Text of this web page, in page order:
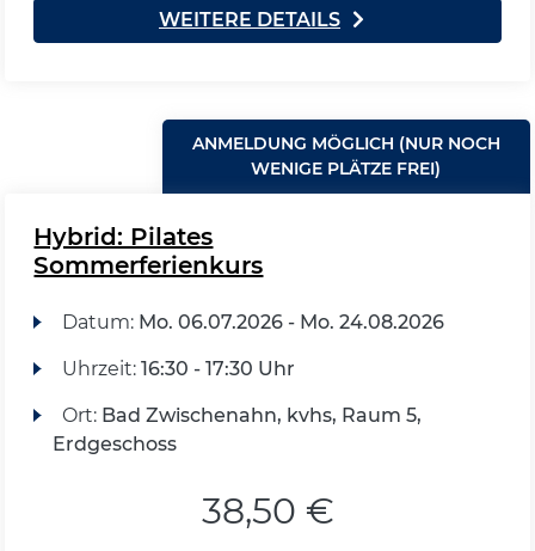
WEITERE DETAILS
ANMELDUNG MÖGLICH (NUR NOCH
WENIGE PLÄTZE FREI)
Hybrid: Pilates
Sommerferienkurs
Datum: Mo. 06.07.2026 - Mo. 24.08.2026
Uhrzeit: 16:30 - 17:30 Uhr
Ort: Bad Zwischenahn, kvhs, Raum 5,
Erdgeschoss
38,50 €